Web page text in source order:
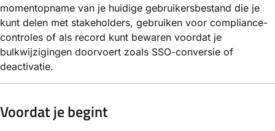
momentopname van je huidige gebruikersbestand die je
kunt delen met stakeholders, gebruiken voor compliance-
controles of als record kunt bewaren voordat je
bulkwijzigingen doorvoert zoals SSO-conversie of
deactivatie.
Voordat je begint